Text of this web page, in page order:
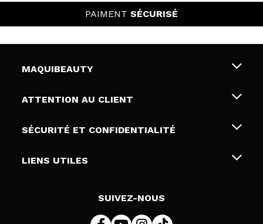
PAIMENT SÉCURISÉ
MAQUIBEAUTY
Qui sommes nous
Cartes-cadeaux
ATTENTION AU CLIENT
Livraison & retour
Modes de paiement
SÉCURITÉ ET CONFIDENTIALITÉ
Conditions et confidentialité
LIENS UTILES
SUIVEZ-NOUS